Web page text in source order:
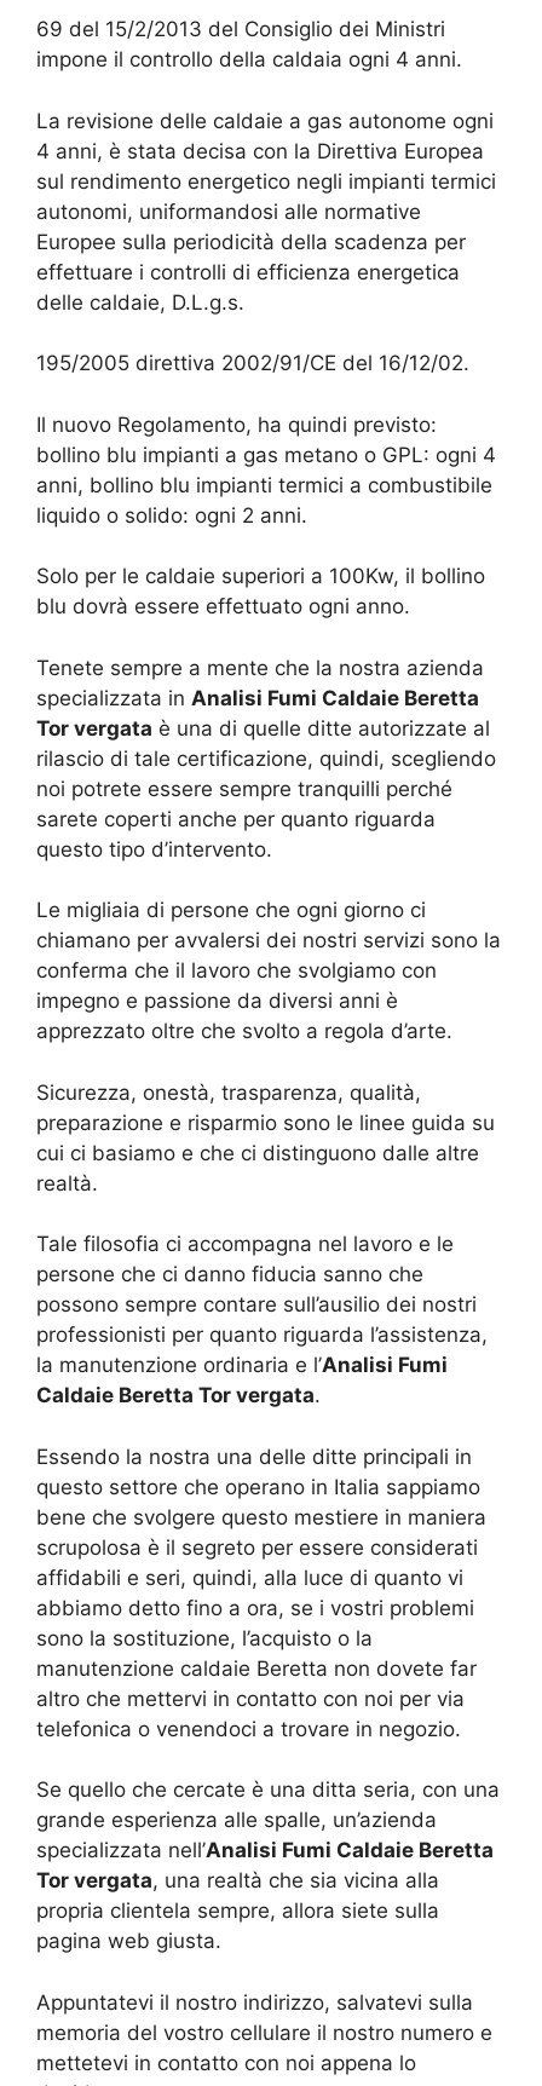
69 del 15/2/2013 del Consiglio dei Ministri
impone il controllo della caldaia ogni 4 anni.
La revisione delle caldaie a gas autonome ogni
4 anni, è stata decisa con la Direttiva Europea
sul rendimento energetico negli impianti termici
autonomi, uniformandosi alle normative
Europee sulla periodicità della scadenza per
effettuare i controlli di efficienza energetica
delle caldaie, D.L.g.s.
195/2005 direttiva 2002/91/CE del 16/12/02.
Il nuovo Regolamento, ha quindi previsto:
bollino blu impianti a gas metano o GPL: ogni 4
anni, bollino blu impianti termici a combustibile
liquido o solido: ogni 2 anni.
Solo per le caldaie superiori a 100Kw, il bollino
blu dovrà essere effettuato ogni anno.
Tenete sempre a mente che la nostra azienda
specializzata in Analisi Fumi Caldaie Beretta
Tor vergata è una di quelle ditte autorizzate al
rilascio di tale certificazione, quindi, scegliendo
noi potrete essere sempre tranquilli perché
sarete coperti anche per quanto riguarda
questo tipo d’intervento.
Le migliaia di persone che ogni giorno ci
chiamano per avvalersi dei nostri servizi sono la
conferma che il lavoro che svolgiamo con
impegno e passione da diversi anni è
apprezzato oltre che svolto a regola d’arte.
Sicurezza, onestà, trasparenza, qualità,
preparazione e risparmio sono le linee guida su
cui ci basiamo e che ci distinguono dalle altre
realtà.
Tale filosofia ci accompagna nel lavoro e le
persone che ci danno fiducia sanno che
possono sempre contare sull’ausilio dei nostri
professionisti per quanto riguarda l’assistenza,
la manutenzione ordinaria e l’Analisi Fumi
Caldaie Beretta Tor vergata.
Essendo la nostra una delle ditte principali in
questo settore che operano in Italia sappiamo
bene che svolgere questo mestiere in maniera
scrupolosa è il segreto per essere considerati
affidabili e seri, quindi, alla luce di quanto vi
abbiamo detto fino a ora, se i vostri problemi
sono la sostituzione, l’acquisto o la
manutenzione caldaie Beretta non dovete far
altro che mettervi in contatto con noi per via
telefonica o venendoci a trovare in negozio.
Se quello che cercate è una ditta seria, con una
grande esperienza alle spalle, un’azienda
specializzata nell’Analisi Fumi Caldaie Beretta
Tor vergata, una realtà che sia vicina alla
propria clientela sempre, allora siete sulla
pagina web giusta.
Appuntatevi il nostro indirizzo, salvatevi sulla
memoria del vostro cellulare il nostro numero e
mettetevi in contatto con noi appena lo